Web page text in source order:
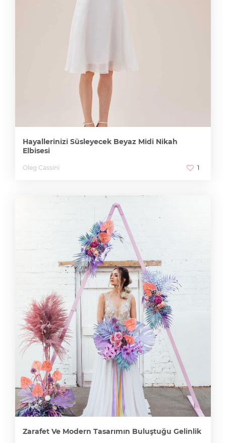
Hayallerinizi Süsleyecek Beyaz Midi Nikah
Elbisesi
Oleg Cassini 1
Zarafet Ve Modern Tasarımın Buluştuğu Gelinlik